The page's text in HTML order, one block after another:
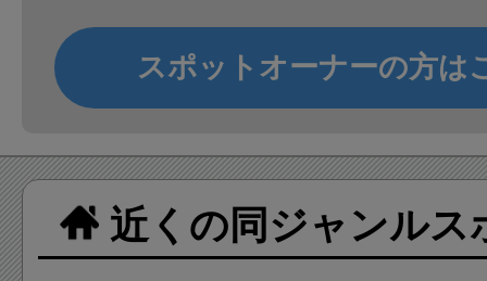
スポットオーナーの方は
近くの同ジャンルス